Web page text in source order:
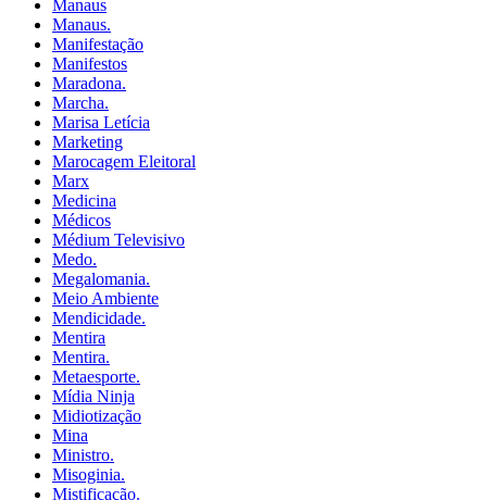
Manaus
Manaus.
Manifestação
Manifestos
Maradona.
Marcha.
Marisa Letícia
Marketing
Marocagem Eleitoral
Marx
Medicina
Médicos
Médium Televisivo
Medo.
Megalomania.
Meio Ambiente
Mendicidade.
Mentira
Mentira.
Metaesporte.
Mídia Ninja
Midiotização
Mina
Ministro.
Misoginia.
Mistificação.